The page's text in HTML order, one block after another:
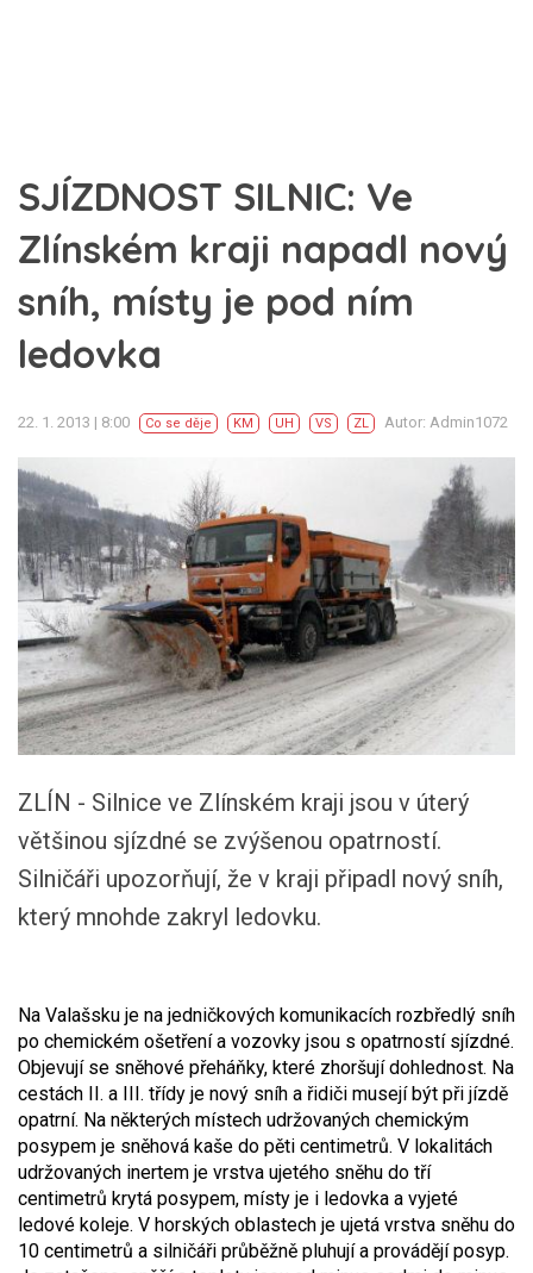
SJÍZDNOST SILNIC: Ve
Zlínském kraji napadl nový
sníh, místy je pod ním
ledovka
22. 1. 2013 | 8:00 Co se děje KM UH VS ZL Autor: Admin1072
ZLÍN - Silnice ve Zlínském kraji jsou v úterý
většinou sjízdné se zvýšenou opatrností.
Silničáři upozorňují, že v kraji připadl nový sníh,
který mnohde zakryl ledovku.
Na Valašsku je na jedničkových komunikacích rozbředlý sníh
po chemickém ošetření a vozovky jsou s opatrností sjízdné.
Objevují se sněhové přeháňky, které zhoršují dohlednost. Na
cestách II. a III. třídy je nový sníh a řidiči musejí být při jízdě
opatrní. Na některých místech udržovaných chemickým
posypem je sněhová kaše do pěti centimetrů. V lokalitách
udržovaných inertem je vrstva ujetého sněhu do tří
centimetrů krytá posypem, místy je i ledovka a vyjeté
ledové koleje. V horských oblastech je ujetá vrstva sněhu do
10 centimetrů a silničáři průběžně pluhují a provádějí posyp.